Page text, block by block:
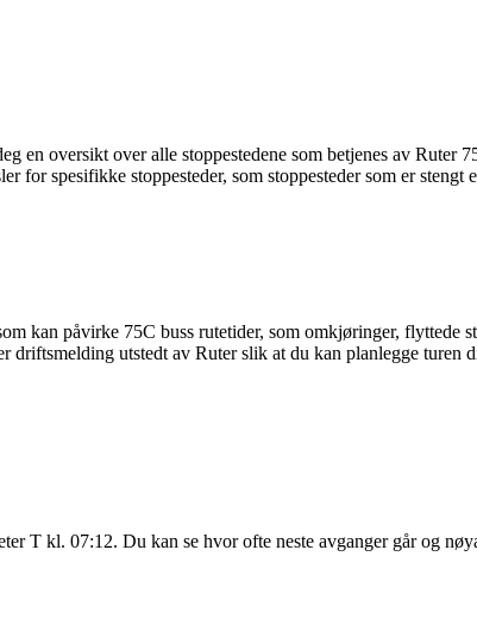
en oversikt over alle stoppestedene som betjenes av Ruter
for spesifikke stoppesteder, som stoppesteder som er
kan påvirke 75C buss rutetider, som omkjøringer, flyttede
driftsmelding utstedt av Ruter slik at du kan planlegge
T kl. 07:12. Du kan se hvor ofte neste avganger går og